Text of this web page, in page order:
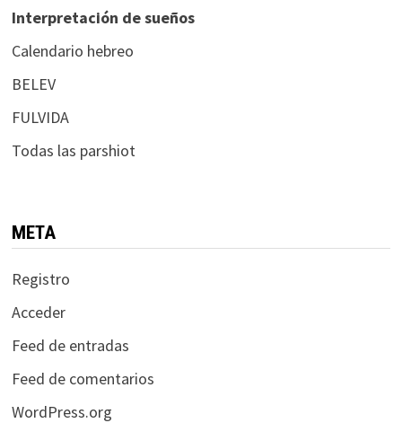
Interpretación de sueños
Calendario hebreo
BELEV
FULVIDA
Todas las parshiot
META
Registro
Acceder
Feed de entradas
Feed de comentarios
WordPress.org